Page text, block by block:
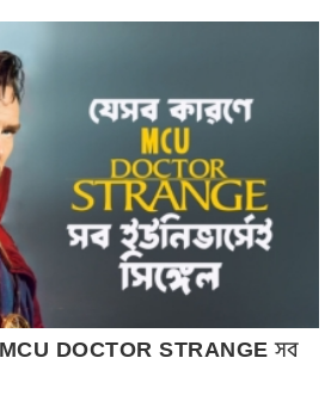
MCU DOCTOR STRANGE সব